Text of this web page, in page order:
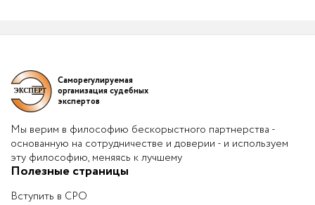
Саморегулируемая
организация судебных
экспертов
Мы верим в философию бескорыстного партнерства -
основанную на сотрудничестве и доверии - и используем
эту философию, меняясь к лучшему
Полезные страницы
Вступить в СРО